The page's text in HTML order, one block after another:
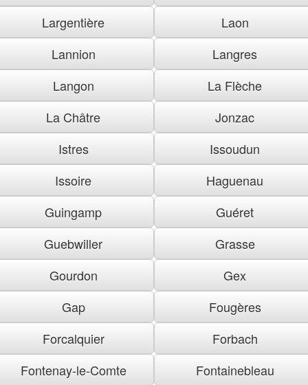
Largentière
Laon
Lannion
Langres
Langon
La Flèche
La Châtre
Jonzac
Istres
Issoudun
Issoire
Haguenau
Guingamp
Guéret
Guebwiller
Grasse
Gourdon
Gex
Gap
Fougères
Forcalquier
Forbach
Fontenay-le-Comte
Fontainebleau